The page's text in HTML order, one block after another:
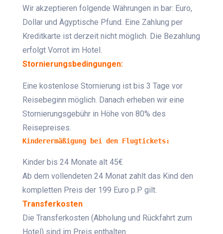
Wir akzeptieren folgende Währungen in bar: Euro,
Dollar und Ägyptische Pfund. Eine Zahlung per
Kreditkarte ist derzeit nicht möglich. Die Bezahlung
erfolgt Vorrot im Hotel.
Stornierungsbedingungen:
Eine kostenlose Stornierung ist bis 3 Tage vor
Reisebeginn möglich. Danach erheben wir eine
Stornierungsgebühr in Höhe von 80% des
Reisepreises.
Kinderermäßigung bei den Flugtickets:
Kinder bis 24 Monate alt 45€
Ab dem vollendeten 24 Monat zahlt das Kind den
kompletten Preis der 199 Euro p.P gilt.
Transferkosten
Die Transferkosten (Abholung und Rückfahrt zum
Hotel) sind im Preis enthalten.